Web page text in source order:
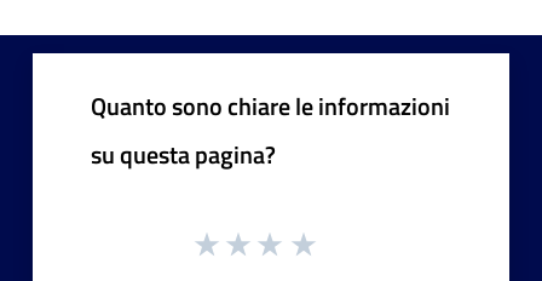
Quanto sono chiare le informazioni
su questa pagina?